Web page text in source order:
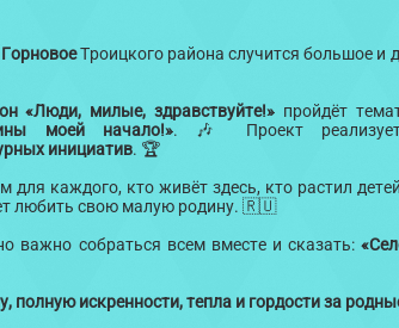
ГорновоеТроицкого района случится большое и
«Люди, милые, здравствуйте!» пройдёт
моей начало!». 🎶 Проект
инициатив. 🏆
каждого, кто живёт здесь, кто растил
любить свою малую родину. 🇷🇺
важно собраться всем вместе и сказать:
полную искренности, тепла и гордости за